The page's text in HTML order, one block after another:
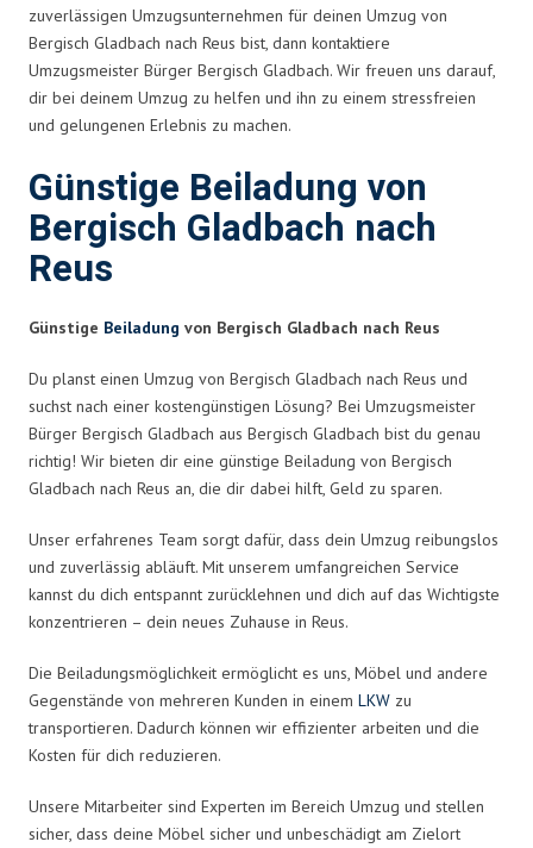
zuverlässigen Umzugsunternehmen für deinen Umzug von
Bergisch Gladbach nach Reus bist, dann kontaktiere
Umzugsmeister Bürger Bergisch Gladbach. Wir freuen uns darauf,
dir bei deinem Umzug zu helfen und ihn zu einem stressfreien
und gelungenen Erlebnis zu machen.
Günstige Beiladung von
Bergisch Gladbach nach
Reus
Günstige Beiladung von Bergisch Gladbach nach Reus
Du planst einen Umzug von Bergisch Gladbach nach Reus und
suchst nach einer kostengünstigen Lösung? Bei Umzugsmeister
Bürger Bergisch Gladbach aus Bergisch Gladbach bist du genau
richtig! Wir bieten dir eine günstige Beiladung von Bergisch
Gladbach nach Reus an, die dir dabei hilft, Geld zu sparen.
Unser erfahrenes Team sorgt dafür, dass dein Umzug reibungslos
und zuverlässig abläuft. Mit unserem umfangreichen Service
kannst du dich entspannt zurücklehnen und dich auf das Wichtigste
konzentrieren – dein neues Zuhause in Reus.
Die Beiladungsmöglichkeit ermöglicht es uns, Möbel und andere
Gegenstände von mehreren Kunden in einem LKW zu
transportieren. Dadurch können wir effizienter arbeiten und die
Kosten für dich reduzieren.
Unsere Mitarbeiter sind Experten im Bereich Umzug und stellen
sicher, dass deine Möbel sicher und unbeschädigt am Zielort